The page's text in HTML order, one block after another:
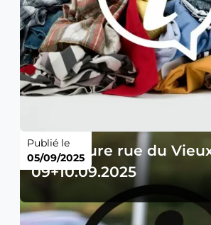
Fermeture rue du
09+10.09.2025
Publié le
05/09/2025